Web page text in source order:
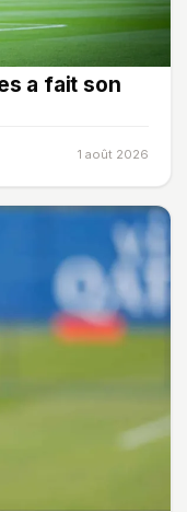
a fait son
1 août 2026